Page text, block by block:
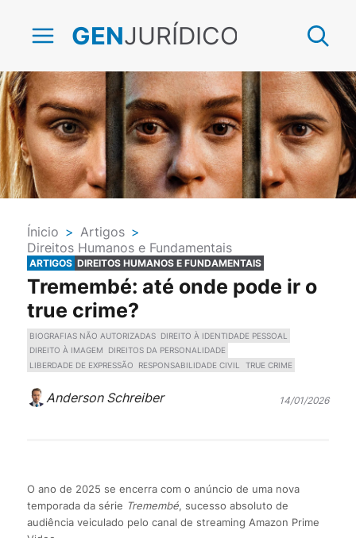
GENJURÍDICO
Ínicio > Artigos >
Direitos Humanos e Fundamentais
ARTIGOS DIREITOS HUMANOS E FUNDAMENTAIS
Tremembé: até onde pode ir o
true crime?
BIOGRAFIAS NÃO AUTORIZADAS
DIREITO À IDENTIDADE PESSOAL
DIREITO À IMAGEM
DIREITOS DA PERSONALIDADE
LIBERDADE DE EXPRESSÃO
RESPONSABILIDADE CIVIL TRUE CRIME
Anderson Schreiber 14/01/2026
O ano de 2025 se encerra com o anúncio de uma nova
temporada da série Tremembé, sucesso absoluto de
audiência veiculado pelo canal de streaming Amazon Prime